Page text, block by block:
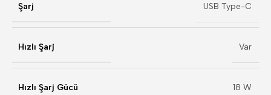
Şarj USB Type-C
Hızlı Şarj Var
Hızlı Şarj Gücü
18 W